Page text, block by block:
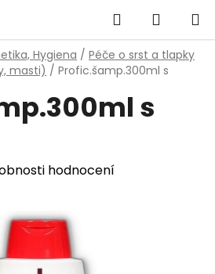
Hledat
KOŠÍK
Hygiena / Péče o srst a tlapky
masti) / Profic.šamp.300ml s
s
hodnocení